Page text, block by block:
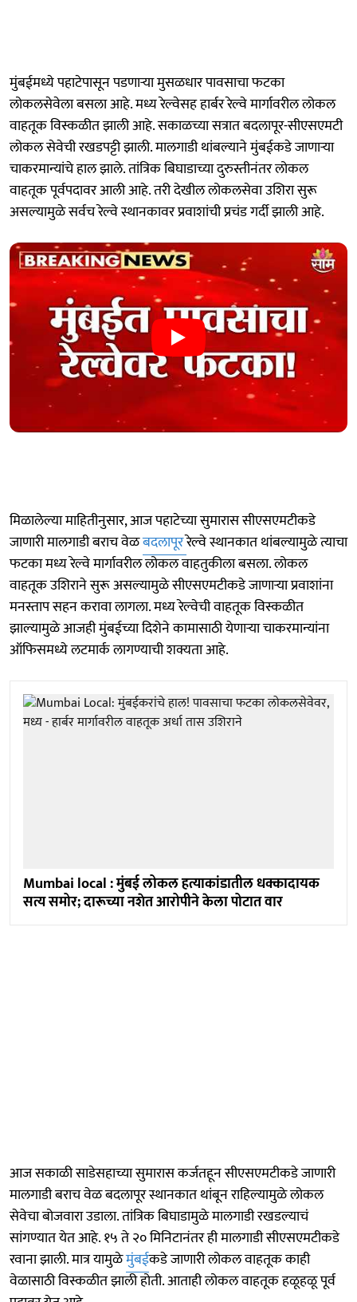
मुंबईमध्ये पहाटेपासून पडणाऱ्या मुसळधार पावसाचा फटका
लोकलसेवेला बसला आहे. मध्य रेल्वेसह हार्बर रेल्वे मार्गावरील लोकल
वाहतूक विस्कळीत झाली आहे. सकाळच्या सत्रात बदलापूर-सीएसएमटी
लोकल सेवेची रखडपट्टी झाली. मालगाडी थांबल्याने मुंबईकडे जाणाऱ्या
चाकरमान्यांचे हाल झाले. तांत्रिक बिघाडाच्या दुरुस्तीनंतर लोकल
वाहतूक पूर्वपदावर आली आहे. तरी देखील लोकलसेवा उशिरा सुरू
असल्यामुळे सर्वच रेल्वे स्थानकावर प्रवाशांची प्रचंड गर्दी झाली आहे.
मिळालेल्या माहितीनुसार, आज पहाटेच्या सुमारास सीएसएमटीकडे
जाणारी मालगाडी बराच वेळबदलापूररेल्वे स्थानकात थांबल्यामुळे त्याचा
फटका मध्य रेल्वे मार्गावरील लोकल वाहतुकीला बसला. लोकल
वाहतूक उशिराने सुरू असल्यामुळे सीएसएमटीकडे जाणाऱ्या प्रवाशांना
मनस्ताप सहन करावा लागला. मध्य रेल्वेची वाहतूक विस्कळीत
झाल्यामुळे आजही मुंबईच्या दिशेने कामासाठी येणाऱ्या चाकरमान्यांना
ऑफिसमध्ये लटमार्क लागण्याची शक्यता आहे.
Mumbai local : मुंबई लोकल हत्याकांडातील धक्कादायक
सत्य समोर; दारूच्या नशेत आरोपीने केला पोटात वार
आज सकाळी साडेसहाच्या सुमारास कर्जतहून सीएसएमटीकडे जाणारी
मालगाडी बराच वेळ बदलापूर स्थानकात थांबून राहिल्यामुळे लोकल
सेवेचा बोजवारा उडाला. तांत्रिक बिघाडामुळे मालगाडी रखडल्याचं
सांगण्यात येत आहे. १५ ते २० मिनिटानंतर ही मालगाडी सीएसएमटीकडे
रवाना झाली. मात्र यामुळेमुंबईकडे जाणारी लोकल वाहतूक काही
वेळासाठी विस्कळीत झाली होती. आताही लोकल वाहतूक हळूहळू पूर्व